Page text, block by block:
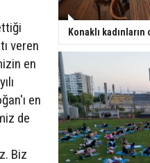
veren
en
en
de
Biz
Konaklı